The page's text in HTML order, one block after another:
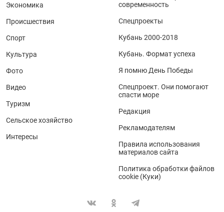
Экономика
Происшествия
Спорт
Культура
Фото
Видео
Туризм
Сельское хозяйство
Интересы
современность
Спецпроекты
Кубань 2000-2018
Кубань. Формат успеха
Я помню День Победы
Спецпроект. Они помогают
спасти море
Редакция
Рекламодателям
Правила использования
материалов сайта
Политика обработки файлов
cookie (Куки)